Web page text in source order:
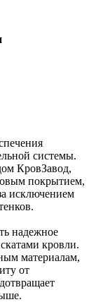
системы.
КровЗавод,
покрытием,
исключением
надежное
кровли.
материалам,
от